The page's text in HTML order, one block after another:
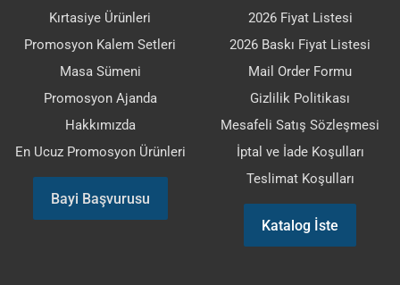
Kırtasiye Ürünleri
Promosyon Kalem Setleri
Masa Sümeni
Promosyon Ajanda
Hakkımızda
En Ucuz Promosyon Ürünleri
Bayi Başvurusu
2026 Fiyat Listesi
2026 Baskı Fiyat Listesi
Mail Order Formu
Gizlilik Politikası
Mesafeli Satış Sözleşmesi
İptal ve İade Koşulları
Teslimat Koşulları
Katalog İste